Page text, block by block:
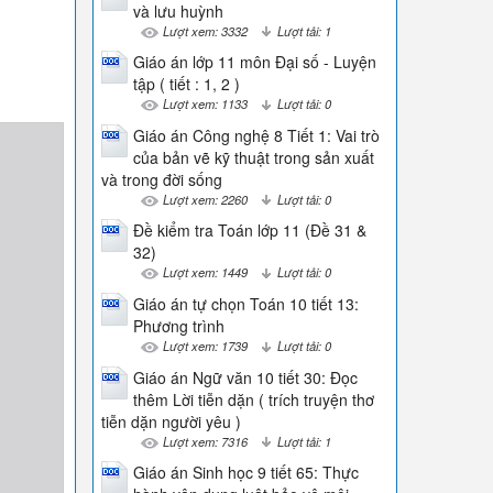
và lưu huỳnh
Lượt xem: 3332 Lượt tải: 1
Giáo án lớp 11 môn Đại số - Luyện
tập ( tiết : 1, 2 )
Lượt xem: 1133 Lượt tải: 0
Giáo án Công nghệ 8 Tiết 1: Vai trò
của bản vẽ kỹ thuật trong sản xuất
và trong đời sống
Lượt xem: 2260 Lượt tải: 0
Đề kiểm tra Toán lớp 11 (Đề 31 &
32)
Lượt xem: 1449 Lượt tải: 0
Giáo án tự chọn Toán 10 tiết 13:
Phương trình
Lượt xem: 1739 Lượt tải: 0
Giáo án Ngữ văn 10 tiết 30: Đọc
thêm Lời tiễn dặn ( trích truyện thơ
tiễn dặn người yêu )
Lượt xem: 7316 Lượt tải: 1
Giáo án Sinh học 9 tiết 65: Thực